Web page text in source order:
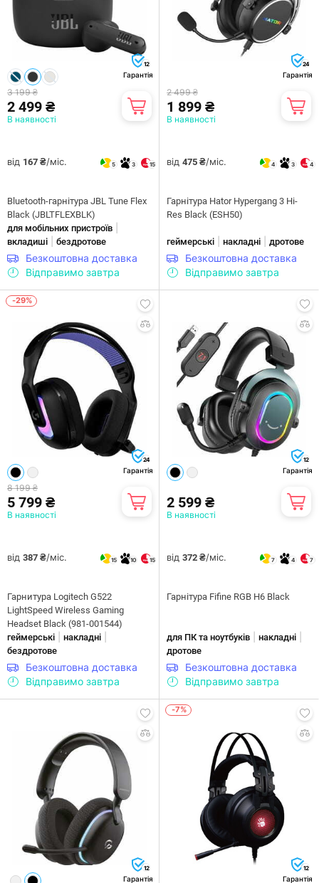
12
Гарантія
3 199 ₴
2 499 ₴
В наявності
від 167 ₴/міс. 5 3 15
Bluetooth-гарнітура JBL Tune Flex
Black (JBLTFLEXBLK)
для мобільних пристроїв
вкладиші бездротове
Безкоштовна доставка
Відправимо завтра
24
Гарантія
2 499 ₴
1 899 ₴
В наявності
від 475 ₴/міс. 4 3 4
Гарнiтура Hator Hypergang 3 Hi-
Res Black (ESH50)
геймерські накладні дротове
Безкоштовна доставка
Відправимо завтра
-29%
24
Гарантія
8 199 ₴
5 799 ₴
В наявності
від 387 ₴/міс. 15 10 15
Гарнитура Logitech G522
LightSpeed Wireless Gaming
Headset Black (981-001544)
геймерські
накладні
бездротове
Безкоштовна доставка
Відправимо завтра
12
Гарантія
2 599 ₴
В наявності
від 372 ₴/міс. 7 4 7
Гарнітура Fifine RGB H6 Black
для ПК та ноутбуків накладні
дротове
Безкоштовна доставка
Відправимо завтра
12
Гарантія
-7%
12
Гарантія